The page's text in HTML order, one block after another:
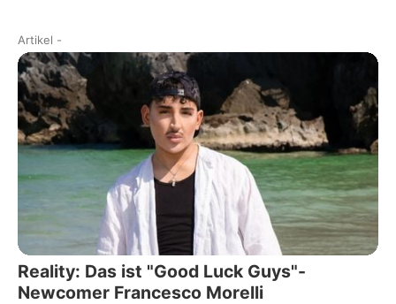
Artikel -
Reality: Das ist "Good Luck Guys"-
Newcomer Francesco Morelli